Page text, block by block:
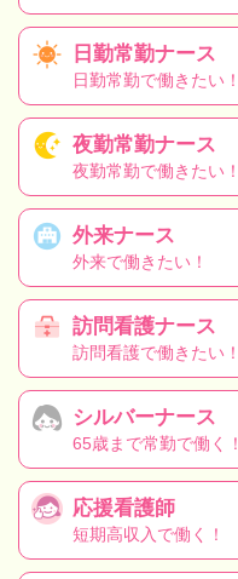
日勤常勤ナース
日勤常勤で働きたい！
夜勤常勤ナース
夜勤常勤で働きたい！
外来ナース
外来で働きたい！
訪問看護ナース
訪問看護で働きたい！
シルバーナース
65歳まで常勤で働く！
応援看護師
短期高収入で働く！